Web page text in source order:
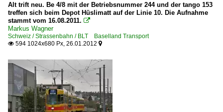
Alt trift neu. Be 4/8 mit der Betriebsnummer 244 und der tango 153
treffen sich beim Depot Hüslimatt auf der Linie 10. Die Aufnahme
stammt vom 16.08.2011. 
Markus Wagner
Schweiz / Strassenbahn / BLT Baselland Transport
 594 1024x680 Px, 26.01.2012 